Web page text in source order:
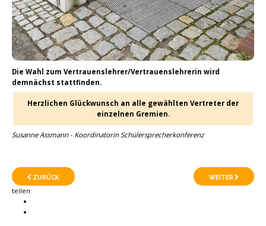
Die Wahl zum Vertrauenslehrer/Vertrauenslehrerin wird
demnächst stattfinden.
Herzlichen Glückwunsch an alle gewählten Vertreter der
einzelnen Gremien.
Susanne Assmann - Koordinatorin Schülersprecherkonferenz
ZURÜCK WEITER
teilen